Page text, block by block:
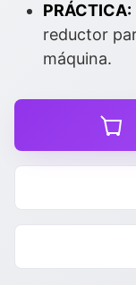
PRÁCTICA:
reductor
máquina.